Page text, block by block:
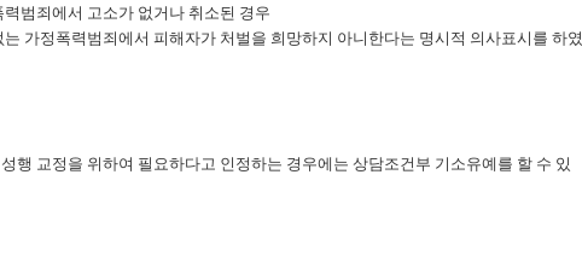
범죄에서 고소가 없거나 취소된 경우
가정폭력범죄에서 피해자가 처벌을 희망하지 아니한다는 명시적 의사표시를 하였
행 교정을 위하여 필요하다고 인정하는 경우에는 상담조건부 기소유예를 할 수 있